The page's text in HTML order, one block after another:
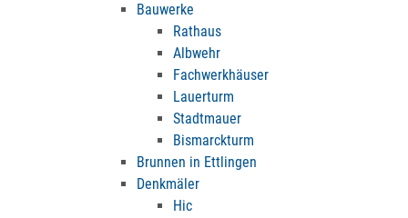
Bauwerke
Rathaus
Albwehr
Fachwerkhäuser
Lauerturm
Stadtmauer
Bismarckturm
Brunnen in Ettlingen
Denkmäler
Hic